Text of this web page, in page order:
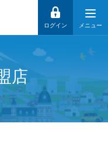
ログイン メニュー
店